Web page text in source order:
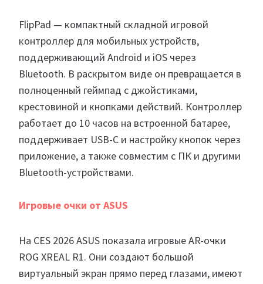
FlipPad — компактный складной игровой
контроллер для мобильных устройств,
поддерживающий Android и iOS через
Bluetooth. В раскрытом виде он превращается в
полноценный геймпад с джойстиками,
крестовиной и кнопками действий. Контроллер
работает до 10 часов на встроенной батарее,
поддерживает USB-C и настройку кнопок через
приложение, а также совместим с ПК и другими
Bluetooth-устройствами.
Игровые очки от ASUS
На CES 2026 ASUS показала игровые AR-очки
ROG XREAL R1. Они создают большой
виртуальный экран прямо перед глазами, имеют